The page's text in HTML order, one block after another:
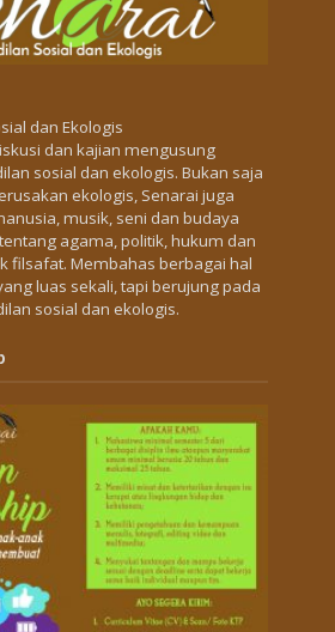
dan Ekologis
dan kajian mengusung
sosial dan ekologis. Bukan saja
ekologis, Senarai juga
musik, seni dan budaya
agama, politik, hukum dan
filsafat. Membahas berbagai hal
luas sekali, tapi berujung pada
sosial dan ekologis.